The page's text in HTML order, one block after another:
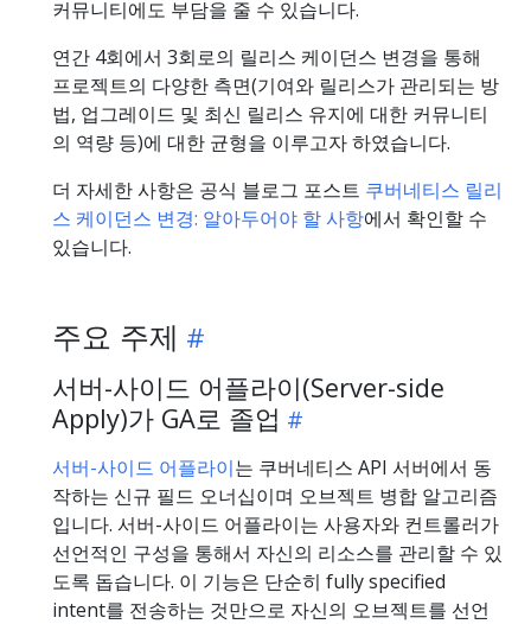
커뮤니티에도 부담을 줄 수 있습니다.
연간 4회에서 3회로의 릴리스 케이던스 변경을 통해
프로젝트의 다양한 측면(기여와 릴리스가 관리되는 방
법, 업그레이드 및 최신 릴리스 유지에 대한 커뮤니티
의 역량 등)에 대한 균형을 이루고자 하였습니다.
더 자세한 사항은 공식 블로그 포스트 쿠버네티스 릴리
스 케이던스 변경: 알아두어야 할 사항에서 확인할 수
있습니다.
주요 주제
서버-사이드 어플라이(Server-side
Apply)가 GA로 졸업
서버-사이드 어플라이는 쿠버네티스 API 서버에서 동
작하는 신규 필드 오너십이며 오브젝트 병합 알고리즘
입니다. 서버-사이드 어플라이는 사용자와 컨트롤러가
선언적인 구성을 통해서 자신의 리소스를 관리할 수 있
도록 돕습니다. 이 기능은 단순히 fully specified
intent를 전송하는 것만으로 자신의 오브젝트를 선언